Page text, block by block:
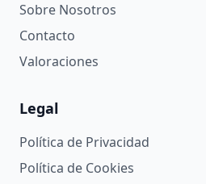
Sobre Nosotros
Contacto
Valoraciones
Legal
Política de Privacidad
Política de Cookies